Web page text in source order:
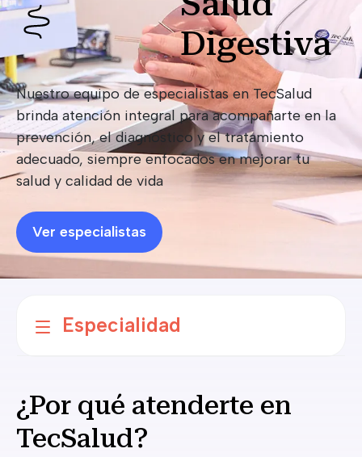
Digestiva
Nuestro equipo de especialistas en TecSalud
brinda atención integral para acompañarte en la
prevención, el diagnóstico y el tratamiento
adecuado, siempre enfocados en mejorar tu
salud y calidad de vida
Ver especialistas
Especialidad
¿Por qué atenderte en
TecSalud?